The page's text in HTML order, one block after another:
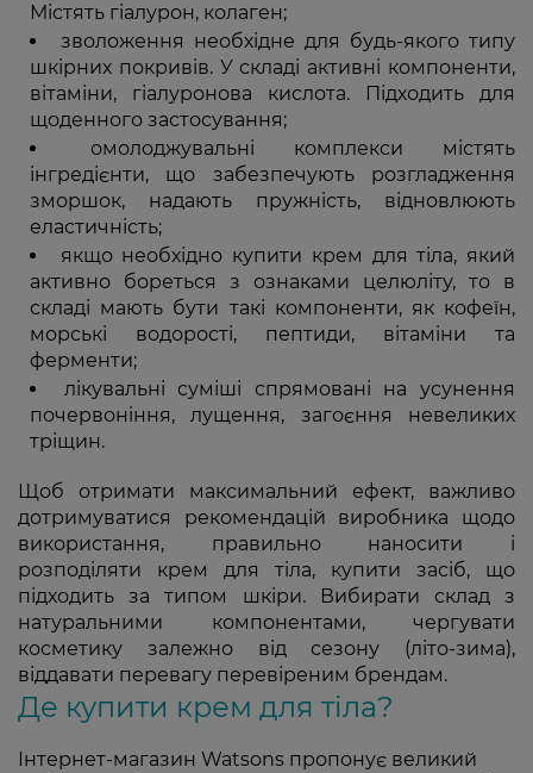
Містять гіалурон, колаген;
зволоження необхідне для будь-якого типу
шкірних покривів. У складі активні компоненти,
вітаміни, гіалуронова кислота. Підходить для
щоденного застосування;
омолоджувальні комплекси містять
інгредієнти, що забезпечують розгладження
зморшок, надають пружність, відновлюють
еластичність;
якщо необхідно купити крем для тіла, який
активно бореться з ознаками целюліту, то в
складі мають бути такі компоненти, як кофеїн,
морські водорості, пептиди, вітаміни та
ферменти;
лікувальні суміші спрямовані на усунення
почервоніння, лущення, загоєння невеликих
тріщин.
Щоб отримати максимальний ефект, важливо
дотримуватися рекомендацій виробника щодо
використання, правильно наносити і
розподіляти крем для тіла, купити засіб, що
підходить за типом шкіри. Вибирати склад з
натуральними компонентами, чергувати
косметику залежно від сезону (літо-зима),
віддавати перевагу перевіреним брендам.
Де купити крем для тіла?
Інтернет-магазин Watsons пропонує великий